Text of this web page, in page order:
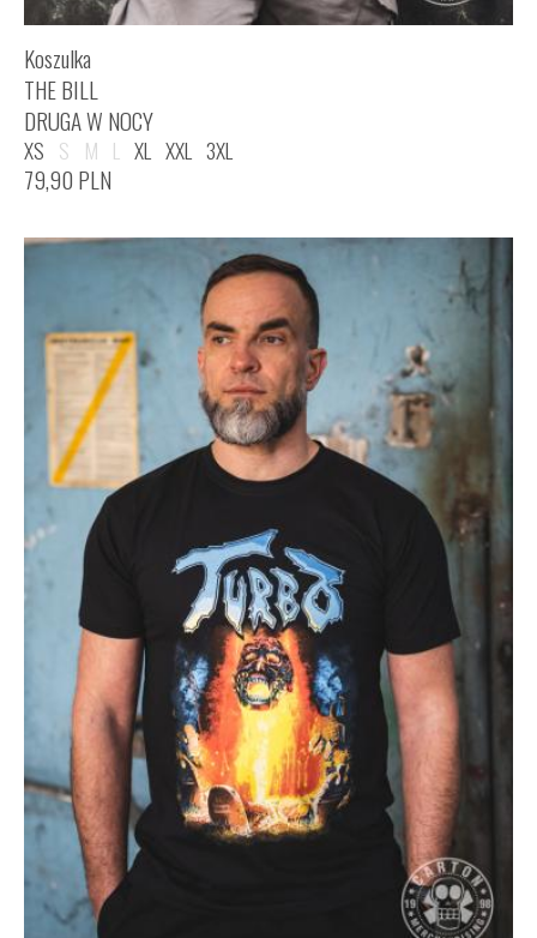
Koszulka
THE BILL
DRUGA W NOCY
XS S M L XL XXL 3XL
79,90 PLN